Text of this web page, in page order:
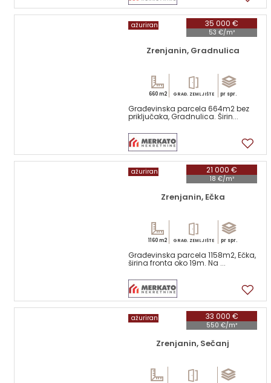
35 000 €
53 €/m²
ažuriran
Zrenjanin, Gradnulica
660 m2 GRAĐ. ZEMLJIŠTE pr spr.
Građevinska parcela 664m2 bez
priključaka, Gradnulica. Širin...
21 000 €
18 €/m²
ažuriran
Zrenjanin, Ečka
1160 m2 GRAĐ. ZEMLJIŠTE pr spr.
Građevinska parcela 1158m2, Ečka,
širina fronta oko 19m. Na ...
33 000 €
550 €/m²
ažuriran
Zrenjanin, Sečanj